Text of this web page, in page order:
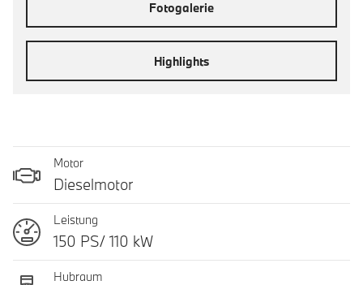
Fotogalerie
Highlights
Motor
Dieselmotor
Leistung
150 PS/ 110 kW
Hubraum